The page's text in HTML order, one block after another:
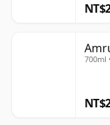
700ml